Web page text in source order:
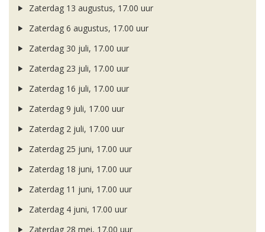
Zaterdag 13 augustus, 17.00 uur
Zaterdag 6 augustus, 17.00 uur
Zaterdag 30 juli, 17.00 uur
Zaterdag 23 juli, 17.00 uur
Zaterdag 16 juli, 17.00 uur
Zaterdag 9 juli, 17.00 uur
Zaterdag 2 juli, 17.00 uur
Zaterdag 25 juni, 17.00 uur
Zaterdag 18 juni, 17.00 uur
Zaterdag 11 juni, 17.00 uur
Zaterdag 4 juni, 17.00 uur
Zaterdag 28 mei, 17.00 uur